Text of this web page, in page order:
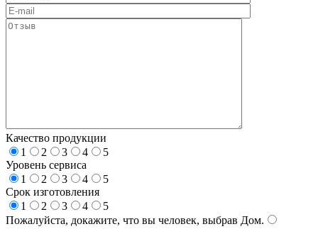
Качество продукции
1
2 3 4
5
Уровень сервиса
1
2 3 4
5
Срок изготовления
1
2 3 4
5
Пожалуйста, докажите, что вы человек, выбрав Дом.